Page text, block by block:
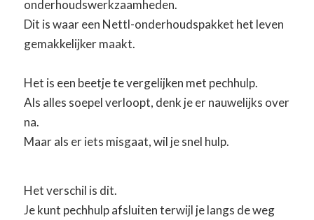
onderhoudswerkzaamheden.
Dit is waar een Nettl-onderhoudspakket het leven
gemakkelijker maakt.
Het is een beetje te vergelijken met pechhulp.
Als alles soepel verloopt, denk je er nauwelijks over
na.
Maar als er iets misgaat, wil je snel hulp.
Het verschil is dit.
Je kunt pechhulp afsluiten terwijl je langs de weg